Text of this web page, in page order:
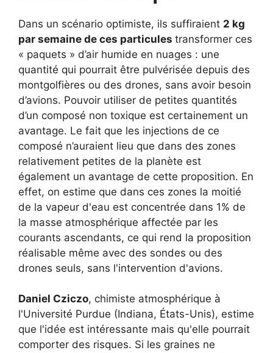
Dans un scénario optimiste, ils suffiraient 2 kg
par semaine de ces particules transformer ces
« paquets » d’air humide en nuages ​​: une
quantité qui pourrait être pulvérisée depuis des
montgolfières ou des drones, sans avoir besoin
d’avions. Pouvoir utiliser de petites quantités
d’un composé non toxique est certainement un
avantage. Le fait que les injections de ce
composé n’auraient lieu que dans des zones
relativement petites de la planète est
également un avantage de cette proposition. En
effet, on estime que dans ces zones la moitié
de la vapeur d'eau est concentrée dans 1% de
la masse atmosphérique affectée par les
courants ascendants, ce qui rend la proposition
réalisable même avec des sondes ou des
drones seuls, sans l'intervention d'avions.
Daniel Cziczo, chimiste atmosphérique à
l'Université Purdue (Indiana, États-Unis), estime
que l'idée est intéressante mais qu'elle pourrait
comporter des risques. Si les graines ne